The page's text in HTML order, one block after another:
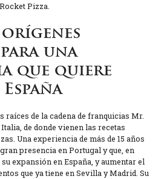
Pizza.
orígenes
una
que quiere
raíces de la cadena de franquicias Mr.
de donde vienen las recetas
Una experiencia de más de 15 años
presencia en Portugal y que, en
expansión en España, y aumentar el
que ya tiene en Sevilla y Madrid. Su